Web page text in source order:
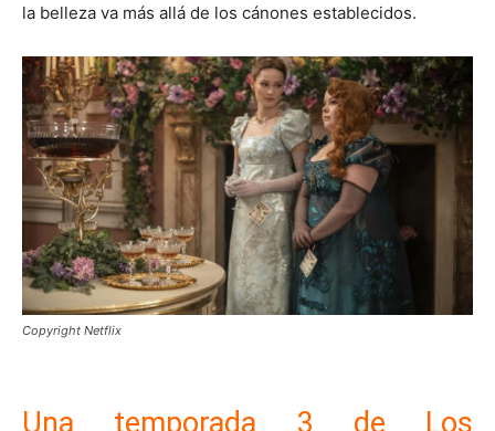
la belleza va más allá de los cánones establecidos.
Copyright Netflix
Una temporada 3 de Los